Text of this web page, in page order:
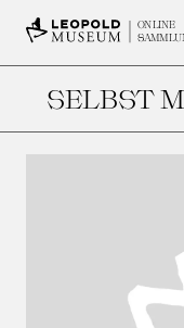
ONLINE
SELBST